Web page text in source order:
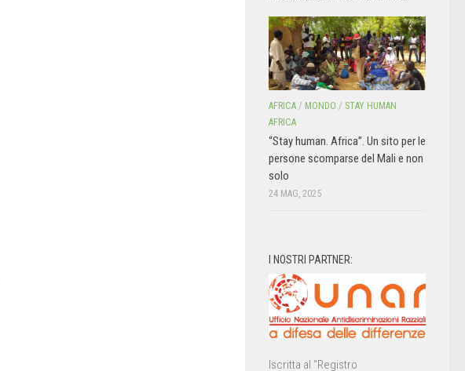
AFRICA / MONDO / STAY HUMAN
AFRICA
“Stay human. Africa”. Un sito per le
persone scomparse del Mali e non
solo
24 MAG, 2025
I NOSTRI PARTNER:
Iscritta al “Registro